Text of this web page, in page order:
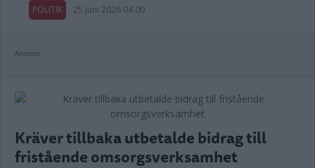
POLITIK 25 juni 2026 04.00
Annons:
Kräver tillbaka utbetalde bidrag till
fristående omsorgsverksamhet